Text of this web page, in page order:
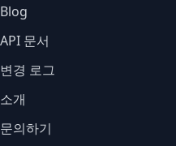
Blog
API 문서
변경 로그
소개
문의하기